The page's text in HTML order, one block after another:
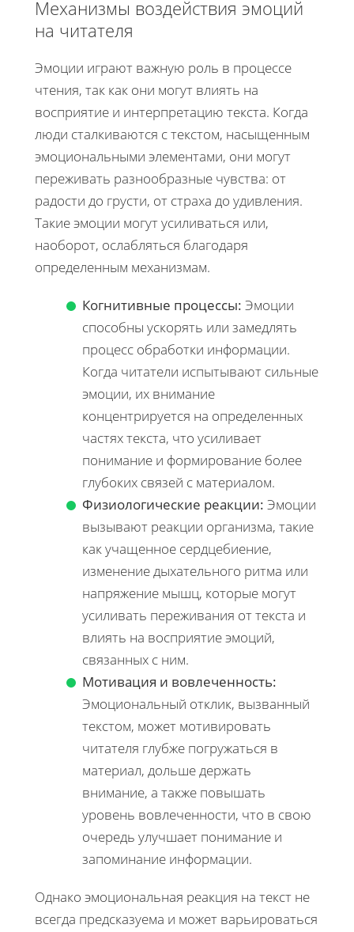
Механизмы воздействия эмоций
на читателя
Эмоции играют важную роль в процессе
чтения, так как они могут влиять на
восприятие и интерпретацию текста. Когда
люди сталкиваются с текстом, насыщенным
эмоциональными элементами, они могут
переживать разнообразные чувства: от
радости до грусти, от страха до удивления.
Такие эмоции могут усиливаться или,
наоборот, ослабляться благодаря
определенным механизмам.
Когнитивные процессы: Эмоции
способны ускорять или замедлять
процесс обработки информации.
Когда читатели испытывают сильные
эмоции, их внимание
концентрируется на определенных
частях текста, что усиливает
понимание и формирование более
глубоких связей с материалом.
Физиологические реакции: Эмоции
вызывают реакции организма, такие
как учащенное сердцебиение,
изменение дыхательного ритма или
напряжение мышц, которые могут
усиливать переживания от текста и
влиять на восприятие эмоций,
связанных с ним.
Мотивация и вовлеченность:
Эмоциональный отклик, вызванный
текстом, может мотивировать
читателя глубже погружаться в
материал, дольше держать
внимание, а также повышать
уровень вовлеченности, что в свою
очередь улучшает понимание и
запоминание информации.
Однако эмоциональная реакция на текст не
всегда предсказуема и может варьироваться